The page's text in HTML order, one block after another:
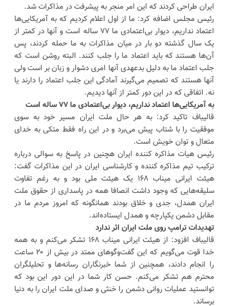
ایران طراحی کردند که این امر منجر به پیشرفت در مذاکرات شد.
رئیس مجلس اضافه کرد: ما از اول اعلام کردیم که به آمریکایی‌ها
اعتماد نداریم، دیوار بی‌اعتمادی ما ۷۷ ساله است و آنها در کمتر از
یک سال گذشته دو بار در میان مذاکرات به ما حمله کردند، پس
آن‌ها هستند که باید اعتماد ما را جلب کنند. البته روشن است که
جلب اعتماد ما به دلیل بدعهدی آنها امری دشوار و زبان بر است ولی
آنها هستند که تصمیم می‌گیرند آمادگی این جلب اعتماد را دارند یا
نه. اتفاقی که در این دور کمتر از آنها دیدیم.
به آمریکایی‌ها اعتماد نداریم، دیوار بی‌اعتمادی ما ۷۷ ساله است
قالیباف تاکید کرد: به هر حال ملت ایران مسیر خود به سوی
موفقیت را با شتاب پیش می‌برد و در این راه فقط متکی به خدای
متعال و توان خویش است.
رئیس هیات مذاکره کننده ایران هچنین در پاسخ به سوالی درباره
ترکیب تیم مذاکره کننده و کارشناسی ایران در این مذاکرات گفت:
هیئت ایرانی میناب ۱۶۸ یک هیئت ملی بود و به رغم تفاوت
سلیقه‌هایی که وجود داشت انصافا همه در پاسداری از حقوق ملت
ایران همدل، جدی و خلاق بودند همانگونه که امروز مردم ما در
مقابل دشمن یکپارچه و همدل ایستاده‌اند.
تهدیدات ترامپ روی ملت ایران اثر ندارد
قالیباف افزود: از هیئت ایرانی میناب ۱۶۸ تشکر می‌کنم و به همه
خدا قوت می‌گویم که این گفت‌وگوهای ممتد در بیش از ۲۰ ساعت
را انجام دادند، همچنین از شما خبرنگاران رسانه‌ها و تحلیلگران
محترم هم تشکر می‌کنم. حسن کار شما در این دور این بود که
توانستید عملیات روانی دشمن را خنثی و صدای ملت ایران را به دنیا
برساند.